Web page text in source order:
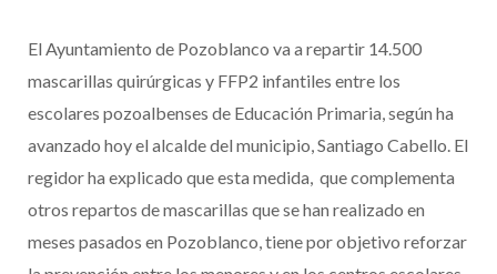
El Ayuntamiento de Pozoblanco va a repartir 14.500
mascarillas quirúrgicas y FFP2 infantiles entre los
escolares pozoalbenses de Educación Primaria, según ha
avanzado hoy el alcalde del municipio, Santiago Cabello. El
regidor ha explicado que esta medida, que complementa
otros repartos de mascarillas que se han realizado en
meses pasados en Pozoblanco, tiene por objetivo reforzar